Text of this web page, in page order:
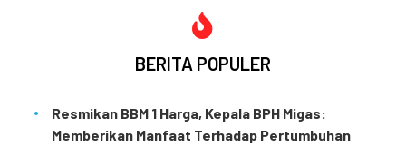
BERITA POPULER
Resmikan BBM 1 Harga, Kepala BPH Migas:
Memberikan Manfaat Terhadap Pertumbuhan